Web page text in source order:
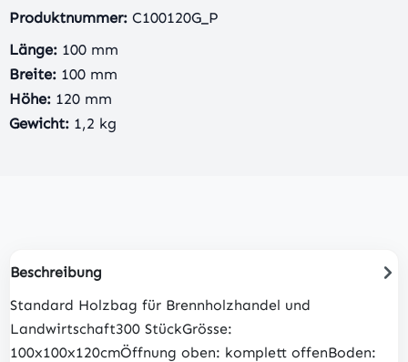
Produktnummer: C100120G_P
Länge: 100 mm
Breite: 100 mm
Höhe: 120 mm
Gewicht: 1,2 kg
Beschreibung
Standard Holzbag für Brennholzhandel und
Landwirtschaft300 StückGrösse:
100x100x120cmÖffnung oben: komplett offenBoden: